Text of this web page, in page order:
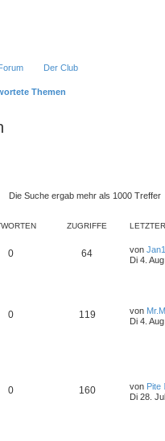
Der Club
Themen
Die Suche ergab mehr als 1000 Treffer
ZUGRIFFE
0 64 von
Di 4.
0 119 von
Di 4.
0 160 von Pite
Di 28.